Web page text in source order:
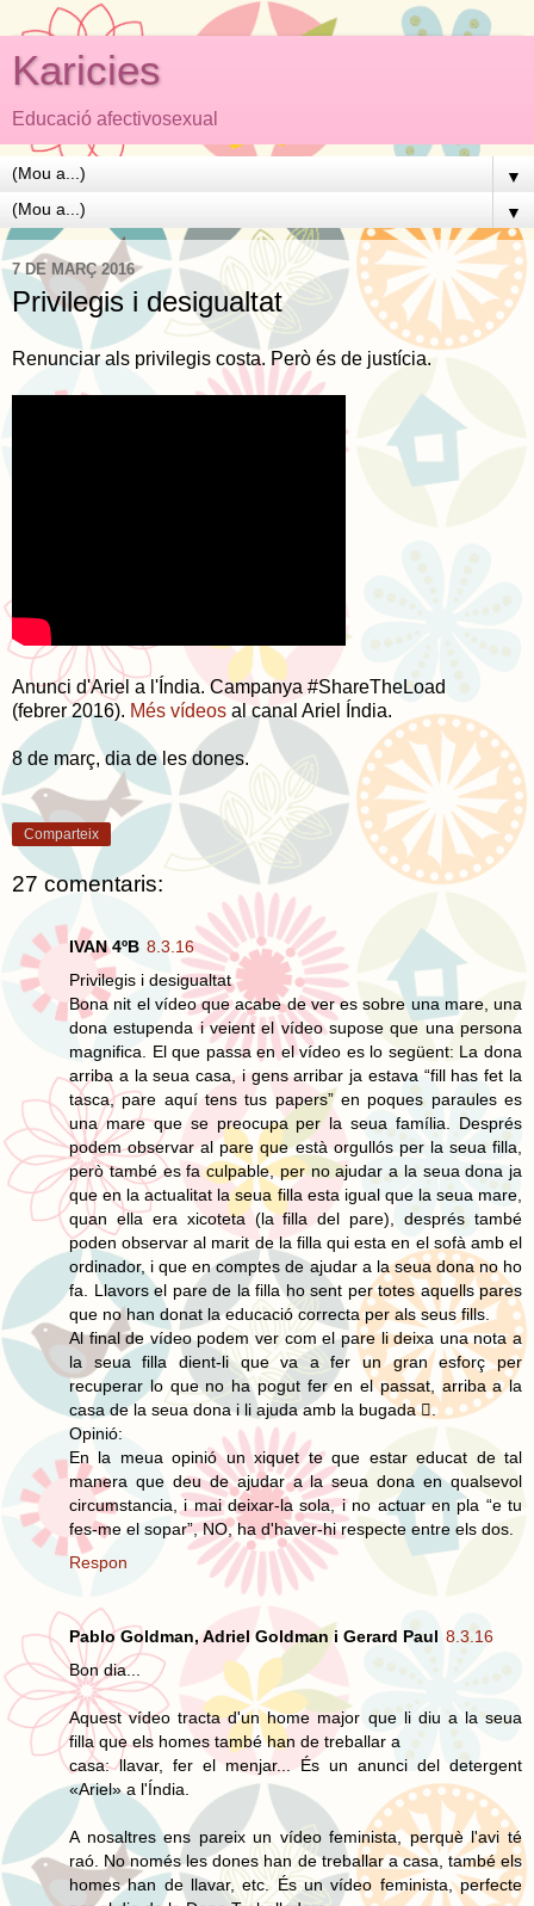
Karicies
Educació afectivosexual
▼
▼
7 DE MARÇ 2016
Privilegis i desigualtat
Renunciar als privilegis costa. Però és de justícia.
Anunci d'Ariel a l'Índia. Campanya #ShareTheLoad
(febrer 2016). Més vídeos al canal Ariel Índia.
8 de març, dia de les dones.
Comparteix
27 comentaris:
IVAN 4ºB 8.3.16
Privilegis i desigualtat
Bona nit el vídeo que acabe de ver es sobre una mare, una
dona estupenda i veient el vídeo supose que una persona
magnifica. El que passa en el vídeo es lo següent: La dona
arriba a la seua casa, i gens arribar ja estava “fill has fet la
tasca, pare aquí tens tus papers” en poques paraules es
una mare que se preocupa per la seua família. Després
podem observar al pare que està orgullós per la seua filla,
però també es fa culpable, per no ajudar a la seua dona ja
que en la actualitat la seua filla esta igual que la seua mare,
quan ella era xicoteta (la filla del pare), després també
poden observar al marit de la filla qui esta en el sofà amb el
ordinador, i que en comptes de ajudar a la seua dona no ho
fa. Llavors el pare de la filla ho sent per totes aquells pares
que no han donat la educació correcta per als seus fills.
Al final de vídeo podem ver com el pare li deixa una nota a
la seua filla dient-li que va a fer un gran esforç per
recuperar lo que no ha pogut fer en el passat, arriba a la
casa de la seua dona i li ajuda amb la bugada .
Opinió:
En la meua opinió un xiquet te que estar educat de tal
manera que deu de ajudar a la seua dona en qualsevol
circumstancia, i mai deixar-la sola, i no actuar en pla “e tu
fes-me el sopar”, NO, ha d'haver-hi respecte entre els dos.
Respon
Pablo Goldman, Adriel Goldman i Gerard Paul 8.3.16
Bon dia...
Aquest vídeo tracta d'un home major que li diu a la seua
filla que els homes també han de treballar a
casa: llavar, fer el menjar... És un anunci del detergent
«Ariel» a l'Índia.
A nosaltres ens pareix un vídeo feminista, perquè l'avi té
raó. No només les dones han de treballar a casa, també els
homes han de llavar, etc. És un vídeo feminista, perfecte